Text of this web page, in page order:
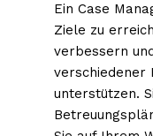
Ein Case
Ziele zu
verbessern
verschiedener
unterstützen.